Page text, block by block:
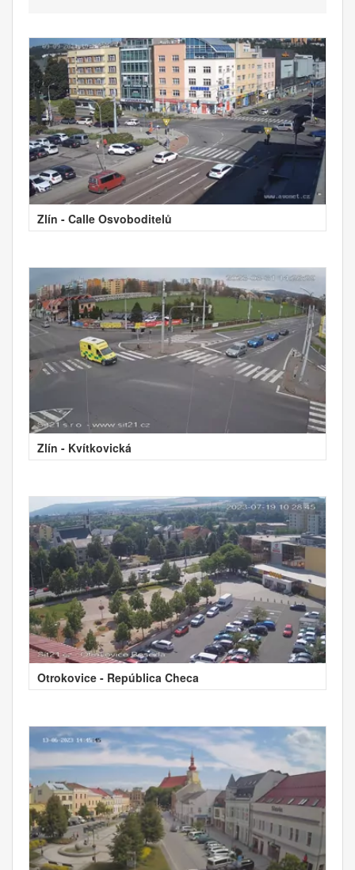
Zlín - Calle Osvoboditelů
Zlín - Kvítkovická
Otrokovice - República Checa